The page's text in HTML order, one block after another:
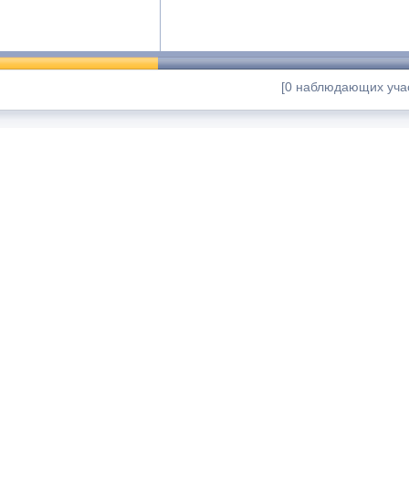
[0 наблюдающих